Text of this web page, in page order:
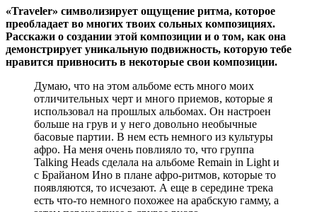
«Traveler» символизирует ощущение ритма, которое
преобладает во многих твоих сольных композициях.
Расскажи о создании этой композиции и о том, как она
демонстрирует уникальную подвижность, которую тебе
нравится привносить в некоторые свои композиции.
Думаю, что на этом альбоме есть много моих
отличительных черт и много приемов, которые я
использовал на прошлых альбомах. Он настроен
больше на грув и у него довольно необычные
басовые партии. В нем есть немного из культуры
афро. На меня очень повлияло то, что группа
Talking Heads сделала на альбоме Remain in Light и
с Брайаном Ино в плане афро-ритмов, которые то
появляются, то исчезают. А еще в середине трека
есть что-то немного похожее на арабскую гамму, а